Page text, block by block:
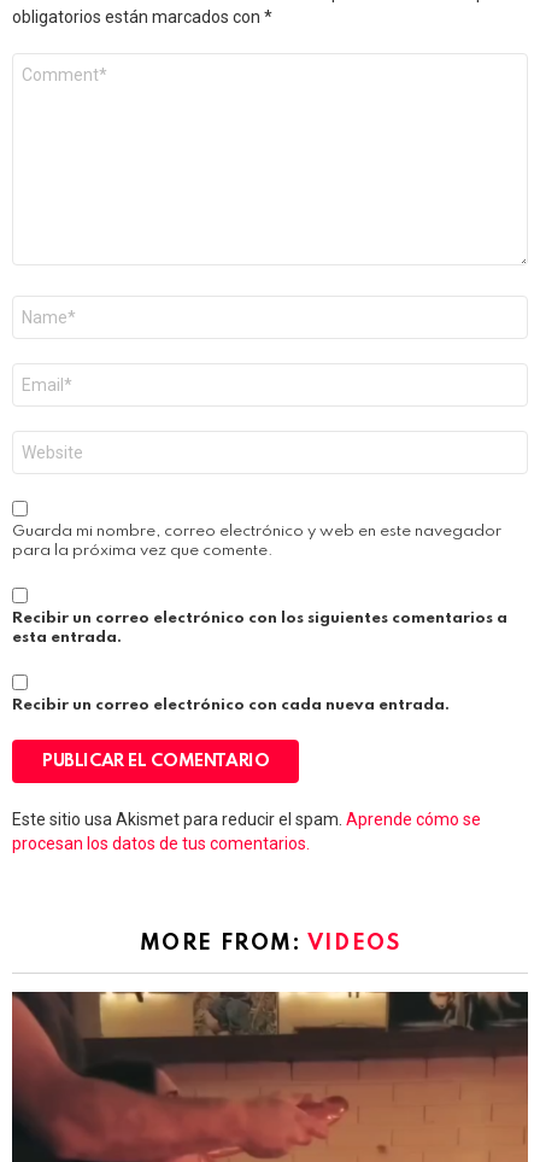
obligatorios están marcados con *
electrónico
*
Guarda mi nombre, correo electrónico y web en este navegador
para la próxima vez que comente.
Recibir un correo electrónico con los siguientes comentarios a
esta entrada.
Recibir un correo electrónico con cada nueva entrada.
Este sitio usa Akismet para reducir el spam. Aprende cómo se
procesan los datos de tus comentarios.
MORE FROM: VIDEOS